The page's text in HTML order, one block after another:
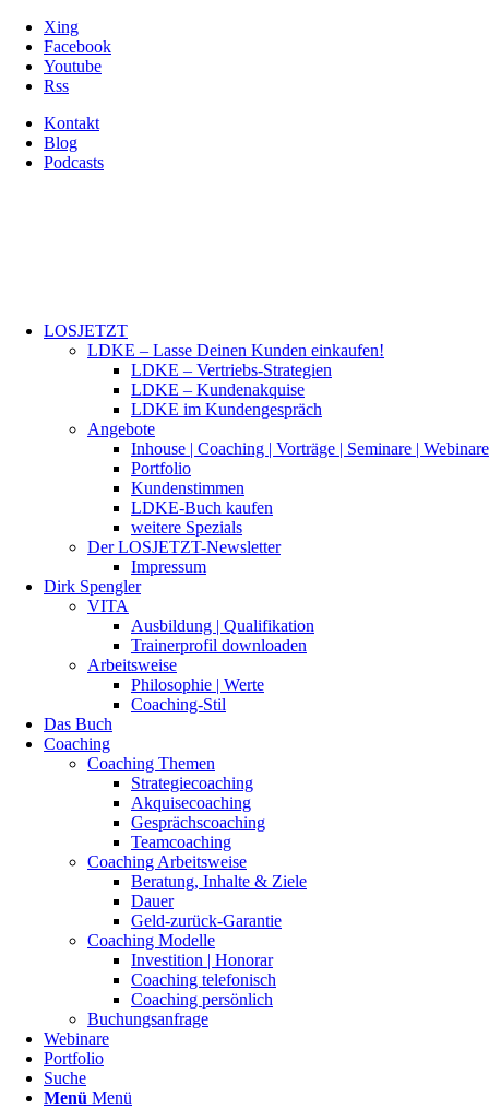
Xing
Facebook
Youtube
Rss
Kontakt
Blog
Podcasts
LOSJETZT
LDKE – Lasse Deinen Kunden einkaufen!
LDKE – Vertriebs-Strategien
LDKE – Kundenakquise
LDKE im Kundengespräch
Angebote
Inhouse | Coaching | Vorträge | Seminare | Webinare
Portfolio
Kundenstimmen
LDKE-Buch kaufen
weitere Spezials
Der LOSJETZT-Newsletter
Impressum
Dirk Spengler
VITA
Ausbildung | Qualifikation
Trainerprofil downloaden
Arbeitsweise
Philosophie | Werte
Coaching-Stil
Das Buch
Coaching
Coaching Themen
Strategiecoaching
Akquisecoaching
Gesprächscoaching
Teamcoaching
Coaching Arbeitsweise
Beratung, Inhalte & Ziele
Dauer
Geld-zurück-Garantie
Coaching Modelle
Investition | Honorar
Coaching telefonisch
Coaching persönlich
Buchungsanfrage
Webinare
Portfolio
Suche
Menü Menü